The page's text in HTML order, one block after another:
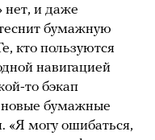
нет, и даже
бумажную
кто пользуются
навигацией
то бэкап
новые бумажные
«Я могу ошибаться,